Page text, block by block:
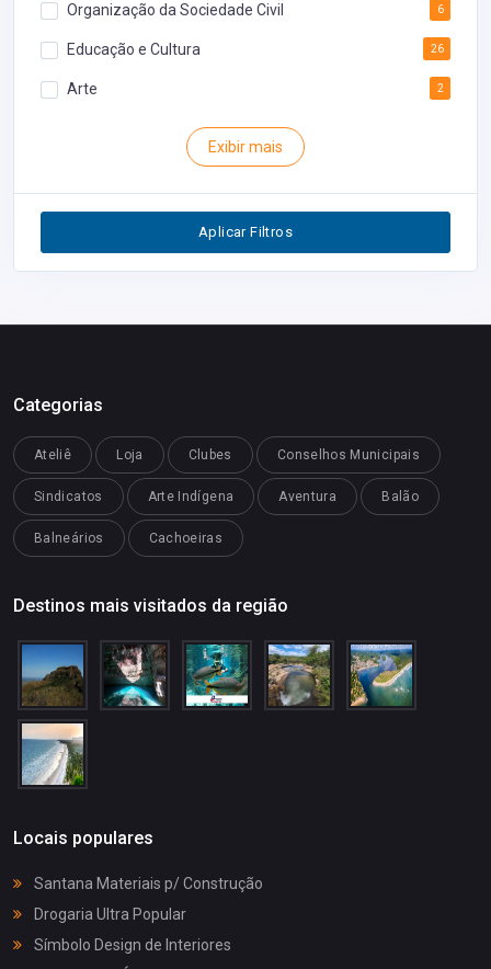
Organização da Sociedade Civil 6
Educação e Cultura 26
Arte 2
Segurança
Exibir mais
Aplicar Filtros
Categorias
Ateliê Loja Clubes Conselhos Municipais
Sindicatos Arte Indígena Aventura Balão
Balneários Cachoeiras
Destinos mais visitados da região
Locais populares
Santana Materiais p/ Construção
Drogaria Ultra Popular
Símbolo Design de Interiores